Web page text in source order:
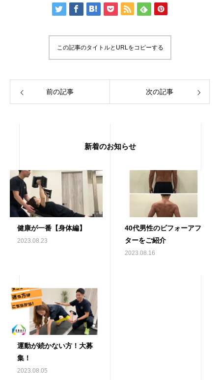
この記事のタイトルとURLをコピーする
前の記事 次の記事
新着のお知らせ
健康が一番【身体編】
2023.08.23
40代男性のビフォーアフ
ターをご紹介
2023.08.16
運動が続かない方！大募
集！
2023.08.05